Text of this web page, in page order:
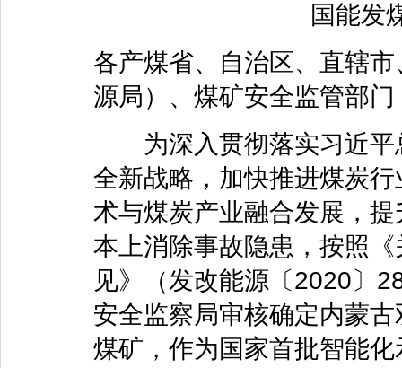
国能发
各产煤省、自治区、直辖
源局）、煤矿安全监管部
为深入贯彻落实习近平
全新战略，加快推进煤炭
术与煤炭产业融合发展，
本上消除事故隐患，按照
见》（发改能源〔2020〕
安全监察局审核确定内蒙
煤矿，作为国家首批智能